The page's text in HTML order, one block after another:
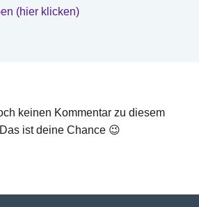
(hier klicken)
keinen Kommentar zu diesem
ist deine Chance 😉